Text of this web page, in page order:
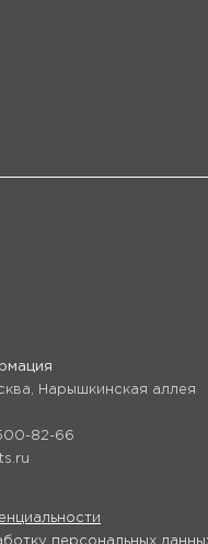
Нарышкинская аллея
82-66
персональных